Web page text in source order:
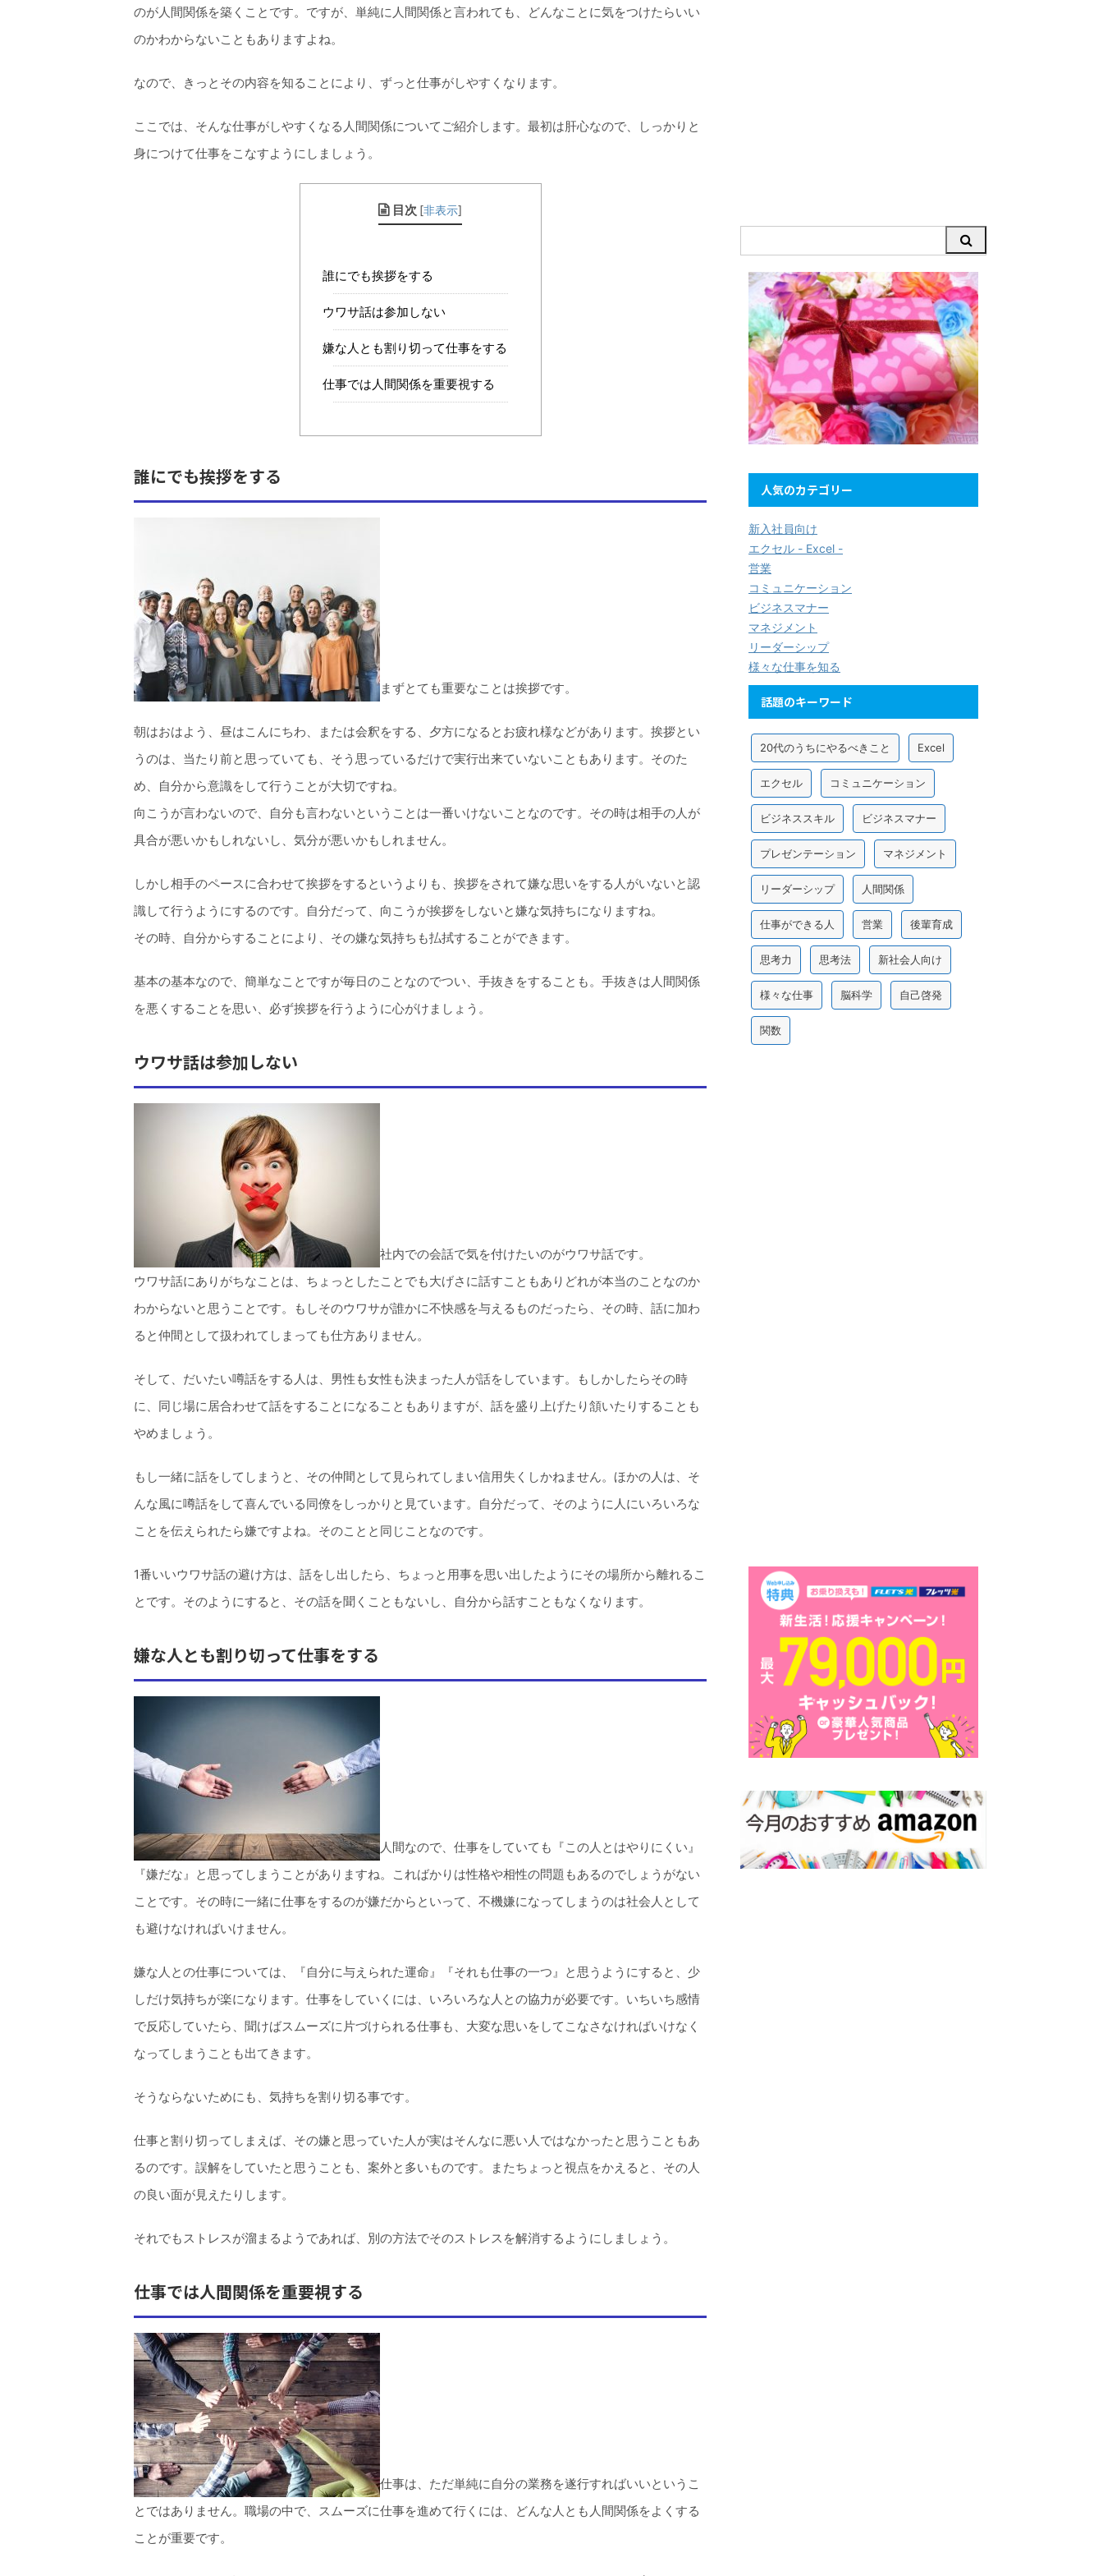
のが人間関係を築くことです。ですが、単純に人間関係と言われても、どんなことに気をつけたらいい
のかわからないこともありますよね。
なので、きっとその内容を知ることにより、ずっと仕事がしやすくなります。
ここでは、そんな仕事がしやすくなる人間関係についてご紹介します。最初は肝心なので、しっかりと
身につけて仕事をこなすようにしましょう。
目次 [非表示]
誰にでも挨拶をする
ウワサ話は参加しない
嫌な人とも割り切って仕事をする
仕事では人間関係を重要視する
誰にでも挨拶をする
まずとても重要なことは挨拶です。
朝はおはよう、昼はこんにちわ、または会釈をする、夕方になるとお疲れ様などがあります。挨拶とい
うのは、当たり前と思っていても、そう思っているだけで実行出来ていないこともあります。そのた
め、自分から意識をして行うことが大切ですね。
向こうが言わないので、自分も言わないということは一番いけないことなのです。その時は相手の人が
具合が悪いかもしれないし、気分が悪いかもしれません。
しかし相手のペースに合わせて挨拶をするというよりも、挨拶をされて嫌な思いをする人がいないと認
識して行うようにするのです。自分だって、向こうが挨拶をしないと嫌な気持ちになりますね。
その時、自分からすることにより、その嫌な気持ちも払拭することができます。
基本の基本なので、簡単なことですが毎日のことなのでつい、手抜きをすることも。手抜きは人間関係
を悪くすることを思い、必ず挨拶を行うように心がけましょう。
ウワサ話は参加しない
社内での会話で気を付けたいのがウワサ話です。
ウワサ話にありがちなことは、ちょっとしたことでも大げさに話すこともありどれが本当のことなのか
わからないと思うことです。もしそのウワサが誰かに不快感を与えるものだったら、その時、話に加わ
ると仲間として扱われてしまっても仕方ありません。
そして、だいたい噂話をする人は、男性も女性も決まった人が話をしています。もしかしたらその時
に、同じ場に居合わせて話をすることになることもありますが、話を盛り上げたり頷いたりすることも
やめましょう。
もし一緒に話をしてしまうと、その仲間として見られてしまい信用失くしかねません。ほかの人は、そ
んな風に噂話をして喜んでいる同僚をしっかりと見ています。自分だって、そのように人にいろいろな
ことを伝えられたら嫌ですよね。そのことと同じことなのです。
1番いいウワサ話の避け方は、話をし出したら、ちょっと用事を思い出したようにその場所から離れるこ
とです。そのようにすると、その話を聞くこともないし、自分から話すこともなくなります。
嫌な人とも割り切って仕事をする
人間なので、仕事をしていても『この人とはやりにくい』
『嫌だな』と思ってしまうことがありますね。こればかりは性格や相性の問題もあるのでしょうがない
ことです。その時に一緒に仕事をするのが嫌だからといって、不機嫌になってしまうのは社会人として
も避けなければいけません。
嫌な人との仕事については、『自分に与えられた運命』『それも仕事の一つ』と思うようにすると、少
しだけ気持ちが楽になります。仕事をしていくには、いろいろな人との協力が必要です。いちいち感情
で反応していたら、聞けばスムーズに片づけられる仕事も、大変な思いをしてこなさなければいけなく
なってしまうことも出てきます。
そうならないためにも、気持ちを割り切る事です。
仕事と割り切ってしまえば、その嫌と思っていた人が実はそんなに悪い人ではなかったと思うこともあ
るのです。誤解をしていたと思うことも、案外と多いものです。またちょっと視点をかえると、その人
の良い面が見えたりします。
それでもストレスが溜まるようであれば、別の方法でそのストレスを解消するようにしましょう。
仕事では人間関係を重要視する
仕事は、ただ単純に自分の業務を遂行すればいいというこ
とではありません。職場の中で、スムーズに仕事を進めて行くには、どんな人とも人間関係をよくする
ことが重要です。
人気のカテゴリー
新入社員向け
エクセル - Excel -
営業
コミュニケーション
ビジネスマナー
マネジメント
リーダーシップ
様々な仕事を知る
話題のキーワード
20代のうちにやるべきこと Excel
エクセル コミュニケーション
ビジネススキル ビジネスマナー
プレゼンテーション マネジメント
リーダーシップ 人間関係
仕事ができる人 営業 後輩育成
思考力 思考法 新社会人向け
様々な仕事 脳科学 自己啓発
関数